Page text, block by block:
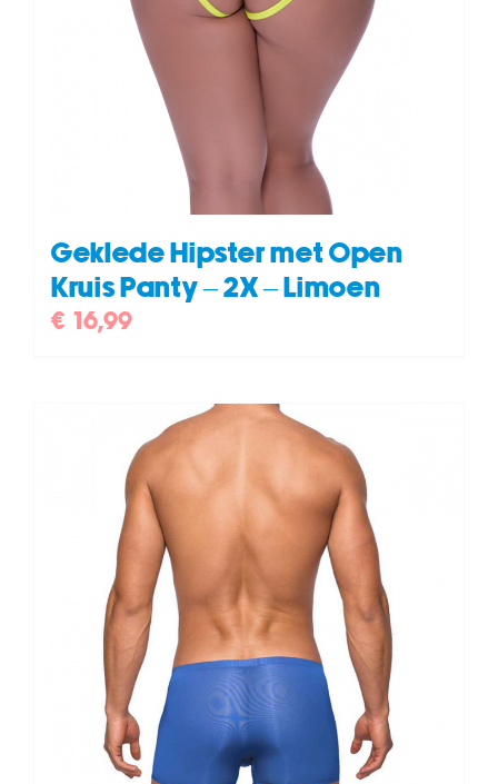
Geklede Hipster met Open
Kruis Panty – 2X – Limoen
€ 16,99